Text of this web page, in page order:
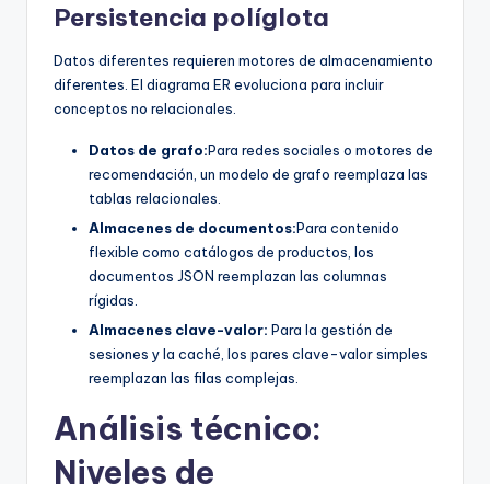
Persistencia políglota
Datos diferentes requieren motores de almacenamiento
diferentes. El diagrama ER evoluciona para incluir
conceptos no relacionales.
Datos de grafo:Para redes sociales o motores de
recomendación, un modelo de grafo reemplaza las
tablas relacionales.
Almacenes de documentos:Para contenido
flexible como catálogos de productos, los
documentos JSON reemplazan las columnas
rígidas.
Almacenes clave-valor: Para la gestión de
sesiones y la caché, los pares clave-valor simples
reemplazan las filas complejas.
Análisis técnico:
Niveles de